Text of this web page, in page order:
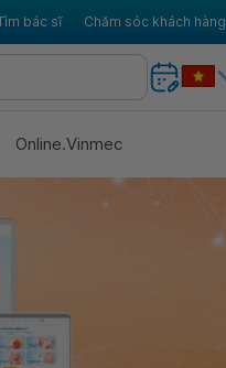
bác sĩ Chăm sóc khách hàng
Online.Vinmec